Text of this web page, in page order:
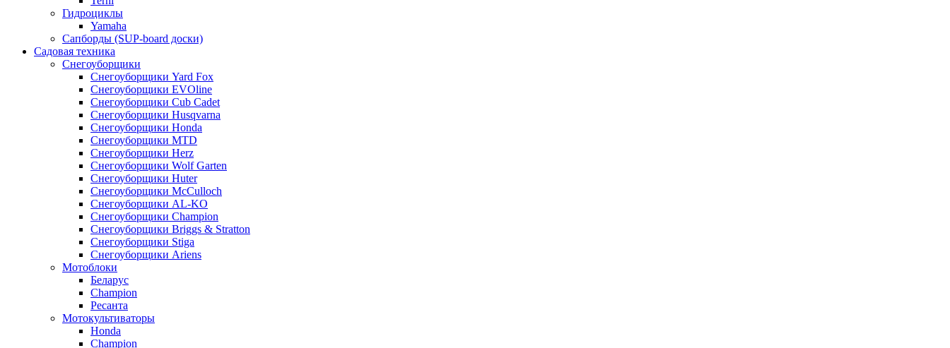
Гидроциклы
Yamaha
Сапборды (SUP-board доски)
Садовая техника
Снегоуборщики
Снегоуборщики Yard Fox
Снегоуборщики EVOline
Снегоуборщики Cub Cadet
Снегоуборщики Husqvarna
Снегоуборщики Honda
Снегоуборщики MTD
Снегоуборщики Herz
Снегоуборщики Wolf Garten
Снегоуборщики Huter
Снегоуборщики McCulloch
Снегоуборщики AL-KO
Снегоуборщики Champion
Снегоуборщики Briggs & Stratton
Снегоуборщики Stiga
Снегоуборщики Ariens
Мотоблоки
Беларус
Champion
Ресанта
Мотокультиваторы
Honda
Champion